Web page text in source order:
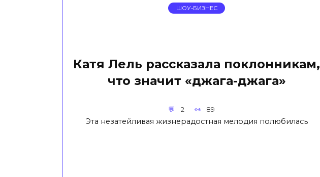
ШОУ-БИЗНЕС
Катя Лель рассказала поклонникам,
что значит «джага-джага»
2 89
Эта незатейливая жизнерадостная мелодия полюбилась